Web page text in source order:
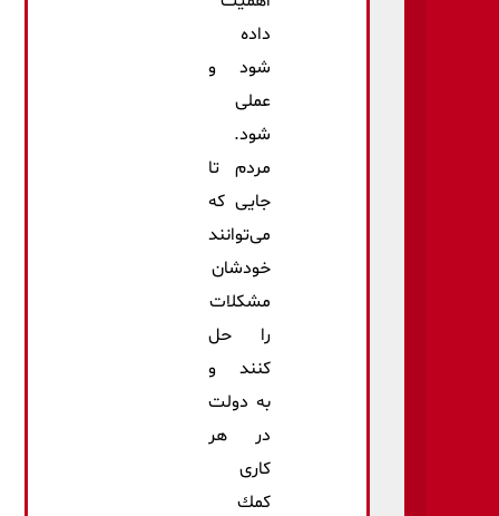
داده
شود و
عملی
شود.
مردم تا
جایی كه
می‌توانند
خودشان
مشكلات
را حل
كنند و
به دولت
در هر
كاری
كمك